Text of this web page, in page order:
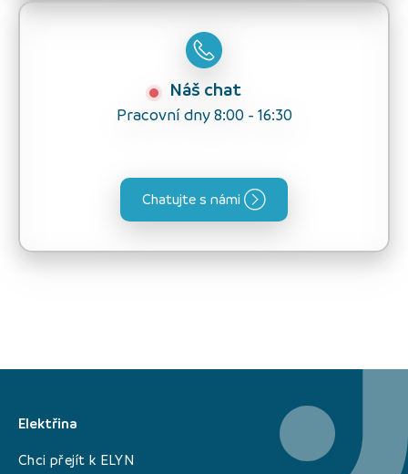
Náš chat
Pracovní dny 8:00 - 16:30
Chatujte s námi
Elektřina
Chci přejít k ELYN